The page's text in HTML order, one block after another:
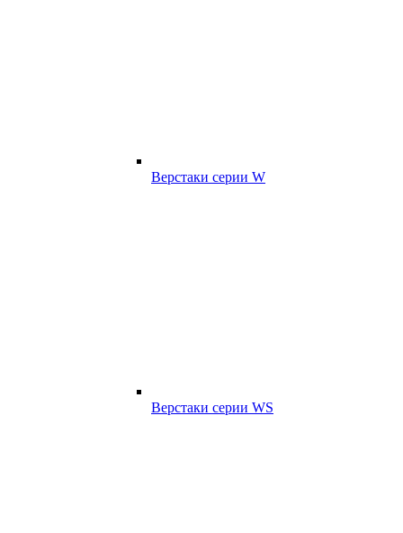
Верстаки серии W
Верстаки серии WS